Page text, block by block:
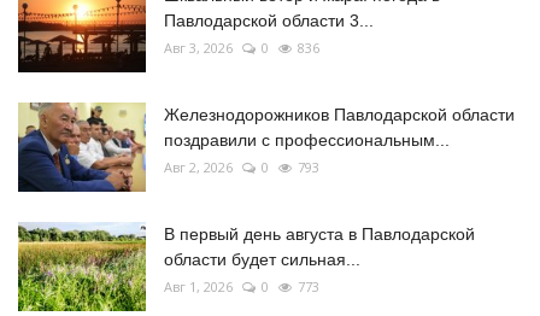
Павлодарской области 3...
Авг 3, 2026 0 836
Железнодорожников Павлодарской области
поздравили с профессиональным...
Авг 2, 2026 0 793
В первый день августа в Павлодарской
области будет сильная...
Авг 1, 2026 0 773